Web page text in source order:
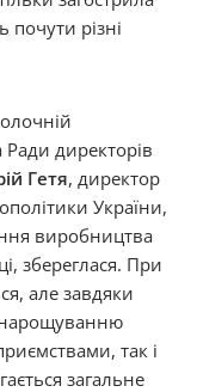
почути різні
Ради директорів
Гетя, директор
України,
виробництва
збереглася. При
але завдяки
нарощуванню
так і
загальне